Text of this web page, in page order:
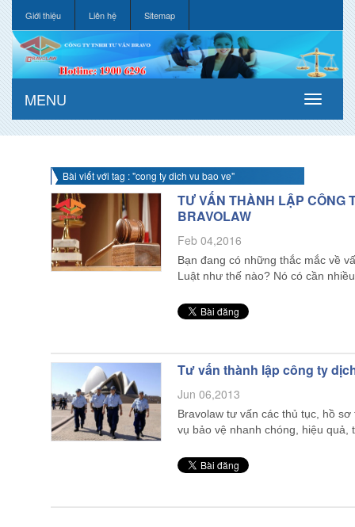
Giới thiệu Liên hệ Sitemap
MENU
Bài viết với tag : "cong ty dich vu bao ve"
TƯ VẤN THÀNH LẬP CÔNG
BRAVOLAW
Feb 04,2016
Bạn đang có những thắc mắc về
Luật như thế nào? Nó có cần
Tư vấn thành lập công ty
Jun 06,2013
Bravolaw tư vấn các thủ tục, hồ
vụ bảo vệ nhanh chóng, hiệu